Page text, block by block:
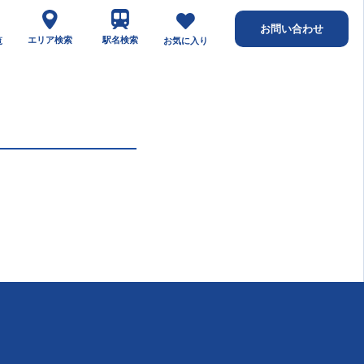
エリア検索 駅名検索 お気に入り
お問い合わせ